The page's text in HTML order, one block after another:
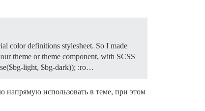
color definitions stylesheet. So I made
theme or theme component, with SCSS
light, $bg-dark)); :ro…
использовать в теме, при этом